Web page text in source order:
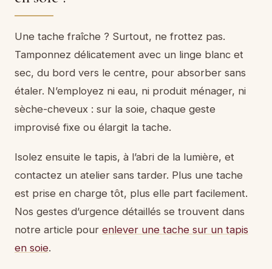
Une tache fraîche ? Surtout, ne frottez pas.
Tamponnez délicatement avec un linge blanc et
sec, du bord vers le centre, pour absorber sans
étaler. N’employez ni eau, ni produit ménager, ni
sèche-cheveux : sur la soie, chaque geste
improvisé fixe ou élargit la tache.
Isolez ensuite le tapis, à l’abri de la lumière, et
contactez un atelier sans tarder. Plus une tache
est prise en charge tôt, plus elle part facilement.
Nos gestes d’urgence détaillés se trouvent dans
notre article pour enlever une tache sur un tapis
en soie.